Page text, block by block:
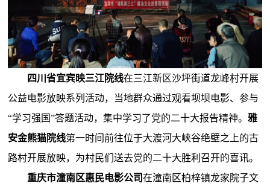
四川省宜宾映三江院线在三江新区沙坪街道龙峰村开展
公益电影放映系列活动，当地群众通过观看坝坝电影、参与
“学习强国”答题活动，集中学习了党的二十大报告精神。雅
安金熊猫院线第一时间前往位于大渡河大峡谷绝壁之上的古
路村开展放映，为村民们送去党的二十大胜利召开的喜讯。
重庆市潼南区惠民电影公司在潼南区柏梓镇龙家院子文